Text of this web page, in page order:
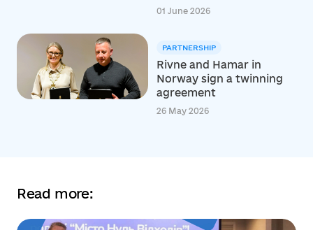
01 June 2026
PARTNERSHIP
Rivne and Hamar in
Norway sign a twinning
agreement
26 May 2026
Read more: